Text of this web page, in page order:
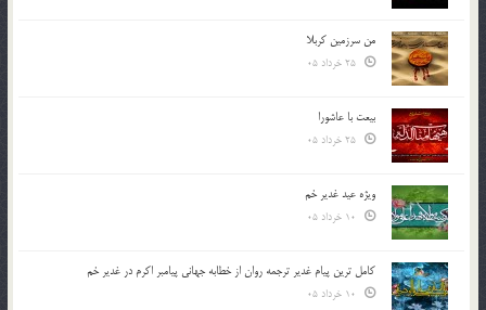
من سرزمین کربلا
بیعت با عاشورا
ویژه عید غدیر خم
کامل ترین پیام غدیر ترجمه روان از خطابه جهانی پیامبر اکرم در غدیر خم